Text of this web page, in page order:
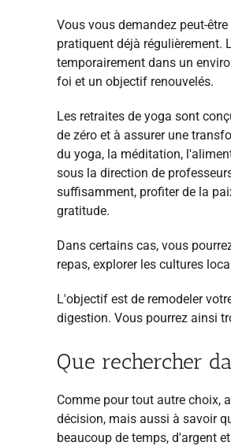
Vous vous demandez peut-
pratiquent déjà régulièrement.
temporairement dans un
foi et un objectif renouvelés.
Les retraites de yoga sont
de zéro et à assurer une
du yoga, la méditation,
sous la direction de
suffisamment, profiter de la
gratitude.
Dans certains cas, vous
repas, explorer les cultures
L'objectif est de remodeler
digestion. Vous pourrez ainsi
Que rechercher
Comme pour tout autre choix,
décision, mais aussi à savoir
beaucoup de temps, d'argent